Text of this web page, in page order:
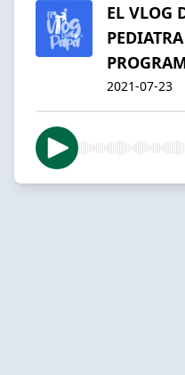
EL VLOG
2021-07-23